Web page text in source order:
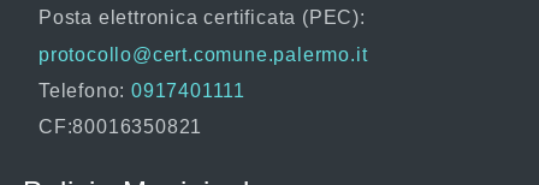
Posta elettronica certificata (PEC):
protocollo@cert.comune.palermo.it
Telefono: 0917401111
CF:80016350821